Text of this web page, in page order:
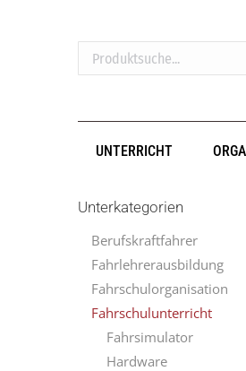
Produktsuche...
UNTERRICHT
Unterkategorien
Berufskraftfahrer
Fahrlehrerausbildung
Fahrschulorganisation
Fahrschulunterricht
Fahrsimulator
Hardware